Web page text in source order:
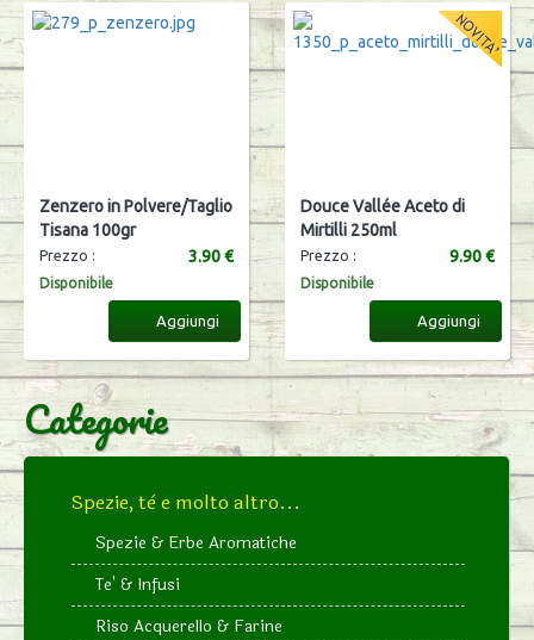
Zenzero in Polvere/Taglio
Tisana 100gr
Prezzo : 3.90 €
Disponibile
Aggiungi
Douce Vallée Aceto di
Mirtilli 250ml
Prezzo : 9.90 €
Disponibile
Aggiungi
Categorie
Spezie, tè e molto altro...
Spezie & Erbe Aromatiche
Te' & Infusi
Riso Acquerello & Farine